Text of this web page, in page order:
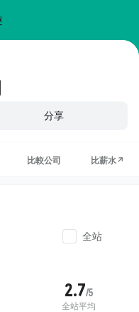
分享
比較公司 比薪水↗
全站
2.7/5
全站平均